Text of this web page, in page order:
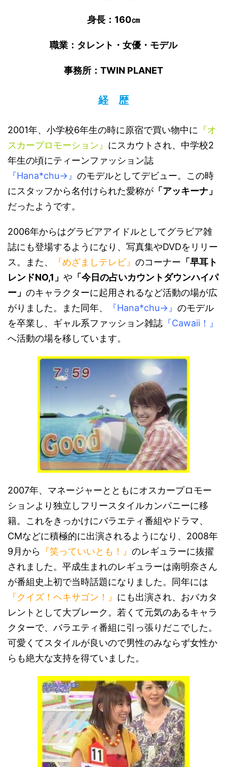
身長：160㎝
職業：タレント・女優・モデル
事務所：TWIN PLANET
経 歴
2001年、小学校6年生の時に原宿で買い物中に 『オ
スカープロモーション』 にスカウトされ、中学校2
年生の頃にティーンファッション誌
『Hana*chu→』 のモデルとしてデビュー。この時
にスタッフから名付けられた愛称が 「アッキーナ」
だったようです。
2006年からはグラビアアイドルとしてグラビア雑
誌にも登場するようになり、写真集やDVDをリリー
ス。また、
『めざましテレビ』 のコーナー 「早耳ト
レンドNO,1」 や 「今日の占いカウントダウンハイパ
ー」 のキャラクターに起用されるなど活動の場が広
がりました。また同年、
『Hana*chu→』 のモデル
を卒業し、ギャル系ファッション雑誌 『Cawaii！』
へ活動の場を移しています。
2007年、マネージャーとともにオスカープロモー
ションより独立しフリースタイルカンパニーに移
籍。これをきっかけにバラエティ番組やドラマ、
CMなどに積極的に出演されるようになり、2008年
9月から 『笑っていいとも！』 のレギュラーに抜擢
されました。平成生まれのレギュラーは南明奈さん
が番組史上初で当時話題になりました。同年には
『クイズ！ヘキサゴン！』 にも出演され、おバカタ
レントとして大ブレーク。若くて元気のあるキャラ
クターで、バラエティ番組に引っ張りだこでした。
可愛くてスタイルが良いので男性のみならず女性か
らも絶大な支持を得ていました。